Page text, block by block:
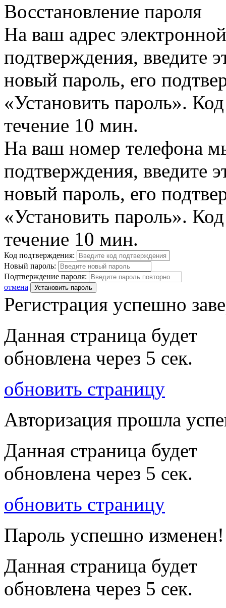
Восстановление пароля
На ваш адрес
подтверждения, введите
новый пароль, его
«Установить пароль».
течение 10 мин.
На ваш номер телефона
подтверждения, введите
новый пароль, его
«Установить пароль».
течение 10 мин.
Код подтверждения:
Новый пароль:
Подтверждение пароля:
отмена
Установить пароль
Регистрация успешно
Данная страница будет
обновлена через 5 сек.
обновить страницу
Авторизация прошла
Данная страница будет
обновлена через 5 сек.
обновить страницу
Пароль успешно изменен!
Данная страница будет
обновлена через 5 сек.